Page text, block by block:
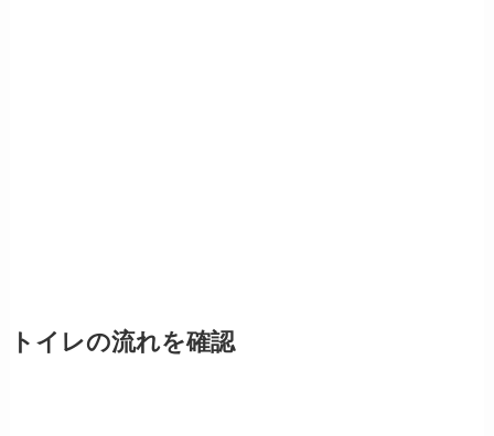
トイレの流れを確認